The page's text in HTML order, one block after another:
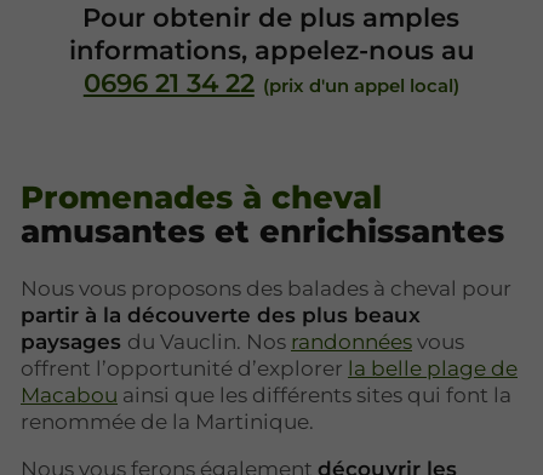
Pour obtenir de plus amples
informations, appelez-nous au
0696 21 34 22
Promenades à cheval
amusantes et enrichissantes
Nous vous proposons des balades à cheval pour
partir à la découverte des plus beaux
paysages du Vauclin. Nos randonnées vous
offrent l’opportunité d’explorer la belle plage de
Macabou ainsi que les différents sites qui font la
renommée de la Martinique.
Nous vous ferons également découvrir les